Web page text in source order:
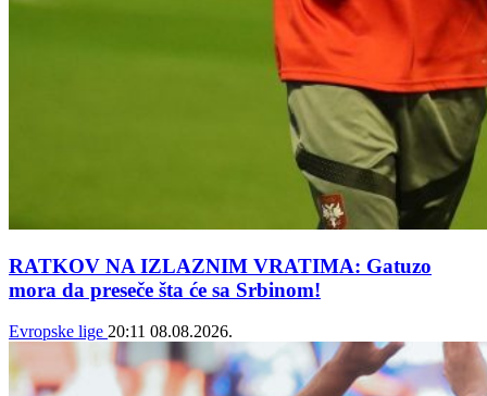
RATKOV NA IZLAZNIM VRATIMA: Gatuzo
mora da preseče šta će sa Srbinom!
Evropske lige 20:11 08.08.2026.